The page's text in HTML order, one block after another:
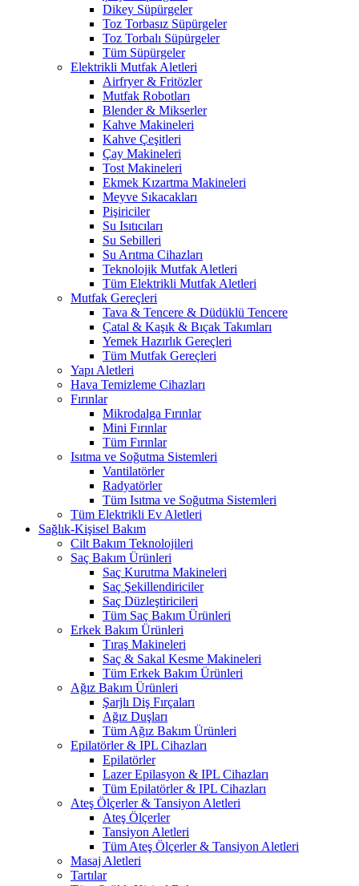
Dikey Süpürgeler
Toz Torbasız Süpürgeler
Toz Torbalı Süpürgeler
Tüm Süpürgeler
Elektrikli Mutfak Aletleri
Airfryer & Fritözler
Mutfak Robotları
Blender & Mikserler
Kahve Makineleri
Kahve Çeşitleri
Çay Makineleri
Tost Makineleri
Ekmek Kızartma Makineleri
Meyve Sıkacakları
Pişiriciler
Su Isıtıcıları
Su Sebilleri
Su Arıtma Cihazları
Teknolojik Mutfak Aletleri
Tüm Elektrikli Mutfak Aletleri
Mutfak Gereçleri
Tava & Tencere & Düdüklü Tencere
Çatal & Kaşık & Bıçak Takımları
Yemek Hazırlık Gereçleri
Tüm Mutfak Gereçleri
Yapı Aletleri
Hava Temizleme Cihazları
Fırınlar
Mikrodalga Fırınlar
Mini Fırınlar
Tüm Fırınlar
Isıtma ve Soğutma Sistemleri
Vantilatörler
Radyatörler
Tüm Isıtma ve Soğutma Sistemleri
Tüm Elektrikli Ev Aletleri
Sağlık-Kişisel Bakım
Cilt Bakım Teknolojileri
Saç Bakım Ürünleri
Saç Kurutma Makineleri
Saç Şekillendiriciler
Saç Düzleştiricileri
Tüm Saç Bakım Ürünleri
Erkek Bakım Ürünleri
Tıraş Makineleri
Saç & Sakal Kesme Makineleri
Tüm Erkek Bakım Ürünleri
Ağız Bakım Ürünleri
Şarjlı Diş Fırçaları
Ağız Duşları
Tüm Ağız Bakım Ürünleri
Epilatörler & IPL Cihazları
Epilatörler
Lazer Epilasyon & IPL Cihazları
Tüm Epilatörler & IPL Cihazları
Ateş Ölçerler & Tansiyon Aletleri
Ateş Ölçerler
Tansiyon Aletleri
Tüm Ateş Ölçerler & Tansiyon Aletleri
Masaj Aletleri
Tartılar